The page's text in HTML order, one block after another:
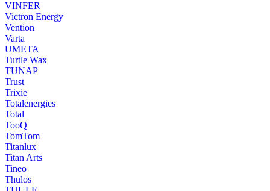
VINFER
Victron Energy
Vention
Varta
UMETA
Turtle Wax
TUNAP
Trust
Trixie
Totalenergies
Total
TooQ
TomTom
Titanlux
Titan Arts
Tineo
Thulos